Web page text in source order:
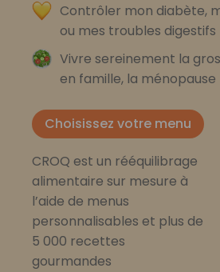
Contrôler mon diabète,
ou mes troubles digestifs
Vivre sereinement la
en famille, la ménopause
Choisissez votre menu
CROQ est un rééquilibrage
alimentaire sur mesure à
l’aide de menus
personnalisables et plus de
5 000 recettes
gourmandes